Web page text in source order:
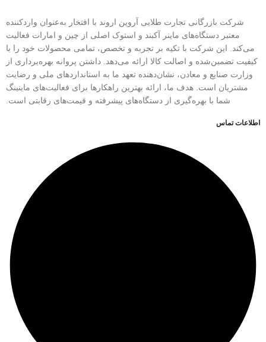
شرکت بازرگانی تجارت طلایی آروین اروند با افتخار به‌عنوان واردکننده
معتبر دستگاه‌های ماینر آکبند و استوک اصلی از چین و امارات فعالیت
می‌کند. این شرکت با تکیه بر تجربه و تخصص، تمامی محصولات خود را با
کیفیت تضمین‌شده و اصالت کالا ارائه می‌دهد. داشتن پروانه بهره‌برداری از
وزارت صنایع و معادن، نشان‌دهنده تعهد ما به استانداردهای ملی و رضایت
مشتریان است. هدف ما، ارائه بهترین راهکارها برای فعالیت‌های ماینینگ
شما با بهره‌گیری از دستگاه‌های پیشرفته و قیمت‌های رقابتی است.
اطلاعات تماس